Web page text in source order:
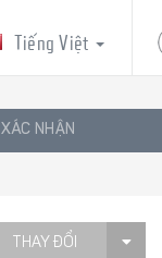
Tiếng Việt
XÁC NHẬN
THAY ĐỔI